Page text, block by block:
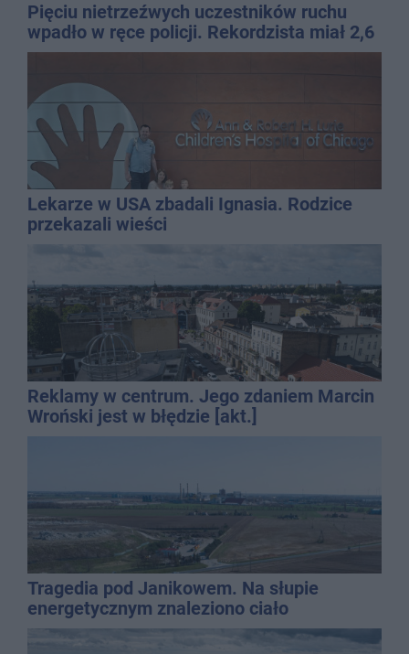
Pięciu nietrzeźwych uczestników ruchu
wpadło w ręce policji. Rekordzista miał 2,6
promila
Lekarze w USA zbadali Ignasia. Rodzice
przekazali wieści
Reklamy w centrum. Jego zdaniem Marcin
Wroński jest w błędzie [akt.]
Tragedia pod Janikowem. Na słupie
energetycznym znaleziono ciało
mężczyzny